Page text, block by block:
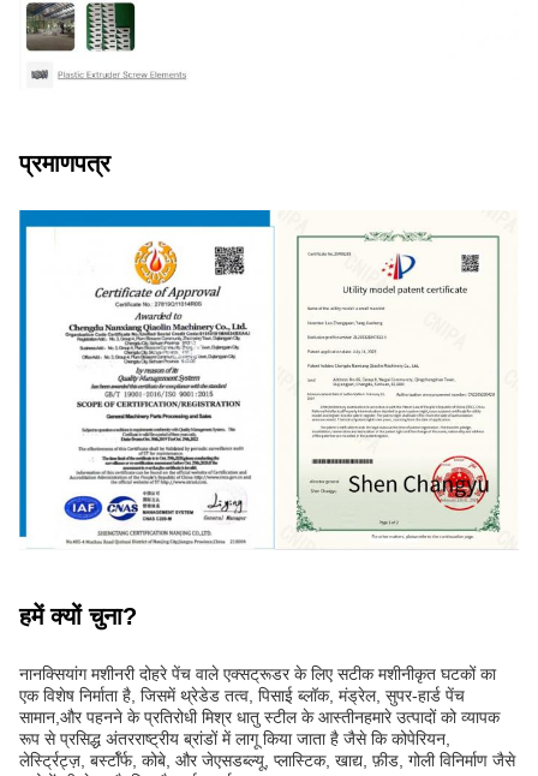
प्रमाणपत्र
हमें क्यों चुना?
नानक्सियांग मशीनरी दोहरे पेंच वाले एक्सट्रूडर के लिए सटीक मशीनीकृत घटकों का
एक विशेष निर्माता है, जिसमें थ्रेडेड तत्व, पिसाई ब्लॉक, मंड्रेल, सुपर-हार्ड पेंच
सामान,और पहनने के प्रतिरोधी मिश्र धातु स्टील के आस्तीनहमारे उत्पादों को व्यापक
रूप से प्रसिद्ध अंतरराष्ट्रीय ब्रांडों में लागू किया जाता है जैसे कि कोपेरियन,
लेर्स्ट्रिट्ज़, बर्स्टॉर्फ, कोबे, और जेएसडब्ल्यू, प्लास्टिक, खाद्य, फ़ीड, गोली विनिर्माण जैसे